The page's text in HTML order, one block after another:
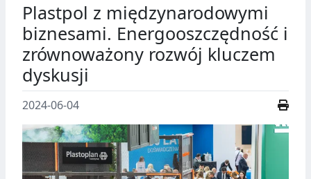
Plastpol z międzynarodowymi
biznesami. Energooszczędność i
zrównoważony rozwój kluczem
dyskusji
2024-06-04